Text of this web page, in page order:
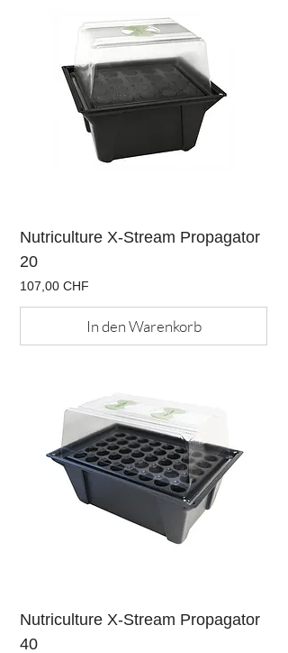
Nutriculture X-Stream Propagator
20
Preis
107,00 CHF
In den Warenkorb
Nutriculture X-Stream Propagator
40